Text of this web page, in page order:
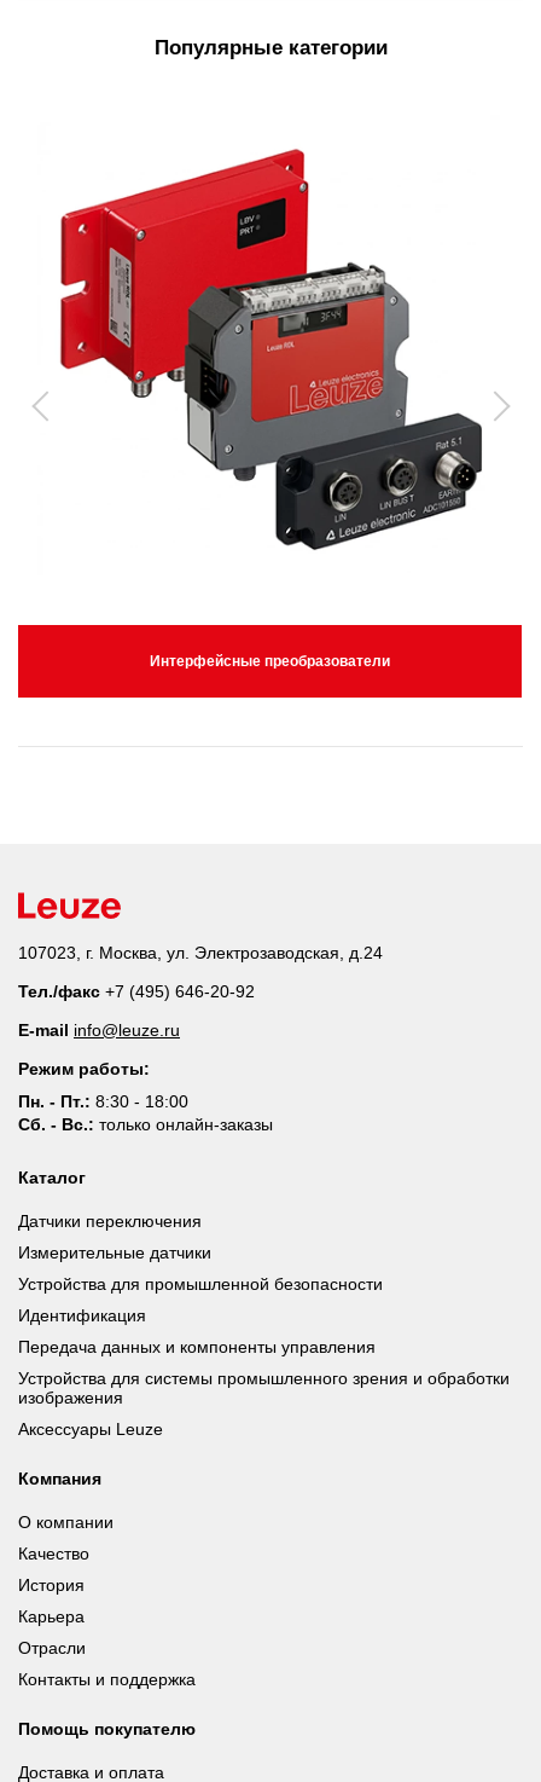
Популярные категории
Интерфейсные преобразователи
107023, г. Москва, ул. Электрозаводская, д.24
Тел./факс +7 (495) 646-20-92
E-mail info@leuze.ru
Режим работы:
Пн. - Пт.: 8:30 - 18:00
Сб. - Вс.: только онлайн-заказы
Каталог
Датчики переключения
Измерительные датчики
Устройства для промышленной безопасности
Идентификация
Передача данных и компоненты управления
Устройства для системы промышленного зрения и обработки
изображения
Аксессуары Leuze
Компания
О компании
Качество
История
Карьера
Отрасли
Контакты и поддержка
Помощь покупателю
Доставка и оплата